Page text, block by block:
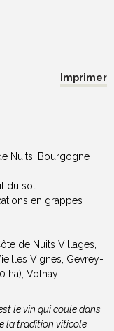
Imprimer
Nuits, Bourgogne
du sol
en grappes
de Nuits Villages,
Vignes, Gevrey-
ha), Volnay
le vin qui coule dans
la tradition viticole